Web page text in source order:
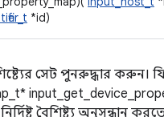
*id)
সেট পুনরুদ্ধার করুন।
বৈশিষ্ট্য অনুসন্ধান